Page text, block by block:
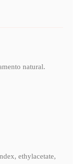
natural.
ethylacetate,